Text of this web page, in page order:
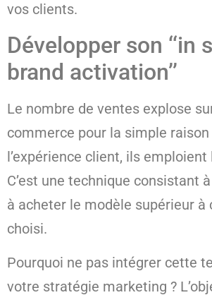
vos clients.
Développer son ‘‘in
brand activation’’
Le nombre de ventes explose
commerce pour la simple raison
l’expérience client, ils emploient
C’est une technique consistant
à acheter le modèle supérieur à
choisi.
Pourquoi ne pas intégrer cette
votre stratégie marketing ?